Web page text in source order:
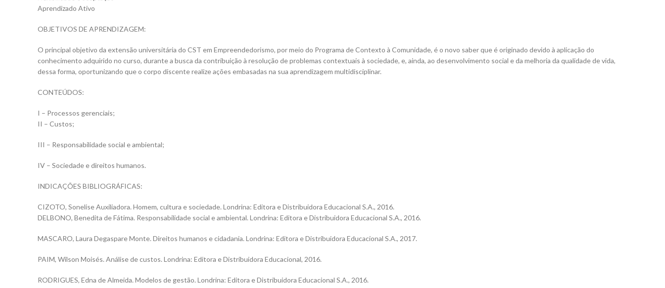
Aprendizado Ativo
OBJETIVOS DE APRENDIZAGEM:
O principal objetivo da extensão universitária do CST em Empreendedorismo, por meio do Programa de Contexto à Comunidade, é o novo saber que é originado devido à aplicação do
conhecimento adquirido no curso, durante a busca da contribuição à resolução de problemas contextuais à sociedade, e, ainda, ao desenvolvimento social e da melhoria da qualidade de vida,
dessa forma, oportunizando que o corpo discente realize ações embasadas na sua aprendizagem multidisciplinar.
CONTEÚDOS:
I – Processos gerenciais;
II – Custos;
III – Responsabilidade social e ambiental;
IV – Sociedade e direitos humanos.
INDICAÇÕES BIBLIOGRÁFICAS:
CIZOTO, Sonelise Auxiliadora. Homem, cultura e sociedade. Londrina: Editora e Distribuidora Educacional S.A., 2016.
DELBONO, Benedita de Fátima. Responsabilidade social e ambiental. Londrina: Editora e Distribuidora Educacional S.A., 2016.
MASCARO, Laura Degaspare Monte. Direitos humanos e cidadania. Londrina: Editora e Distribuidora Educacional S.A., 2017.
PAIM, Wilson Moisés. Análise de custos. Londrina: Editora e Distribuidora Educacional, 2016.
RODRIGUES, Edna de Almeida. Modelos de gestão. Londrina: Editora e Distribuidora Educacional S.A., 2016.